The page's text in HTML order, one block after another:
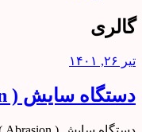
گالری
تیر ۲۶, ۱۴۰۱
دستگاه سایش ( Abrasion )